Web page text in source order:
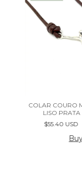
COLAR COURO
LISO
$55.40 USD